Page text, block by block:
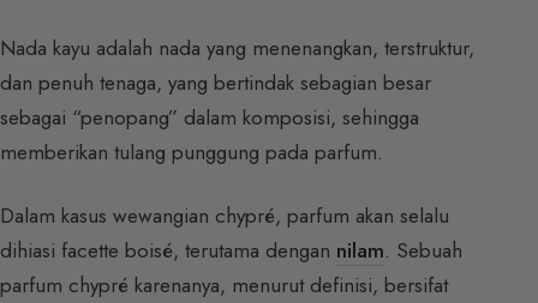
Nada kayu adalah nada yang menenangkan, terstruktur,
dan penuh tenaga, yang bertindak sebagian besar
sebagai “penopang” dalam komposisi, sehingga
memberikan tulang punggung pada parfum.
Dalam kasus wewangian chypré, parfum akan selalu
dihiasi facette boisé, terutama dengan nilam. Sebuah
parfum chypré karenanya, menurut definisi, bersifat